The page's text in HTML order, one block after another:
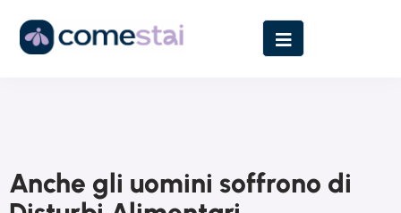
Anche gli uomini soffrono di